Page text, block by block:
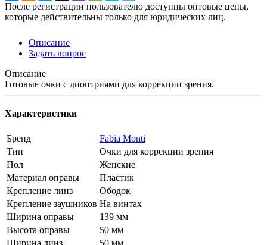
После регистрации пользователю доступны оптовые цены,
которые действительны только для юридических лиц.
Описание
Задать вопрос
Описание
Готовые очки с диоптриями для коррекции зрения.
Характеристики
Бренд
Fabia Monti
Тип
Очки для коррекции зрения
Пол
Женские
Материал оправы
Пластик
Крепление линз
Ободок
Крепление заушников На винтах
Ширина оправы
139 мм
Высота оправы
50 мм